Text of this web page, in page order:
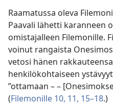
Raamatussa oleva
Paavali lähetti karanneen
omistajalleen Filemonille.
voinut rangaista
vetosi hänen
henkilökohtaiseen
”ottamaan – –
(Filemonille 10, 11, 15–18.)